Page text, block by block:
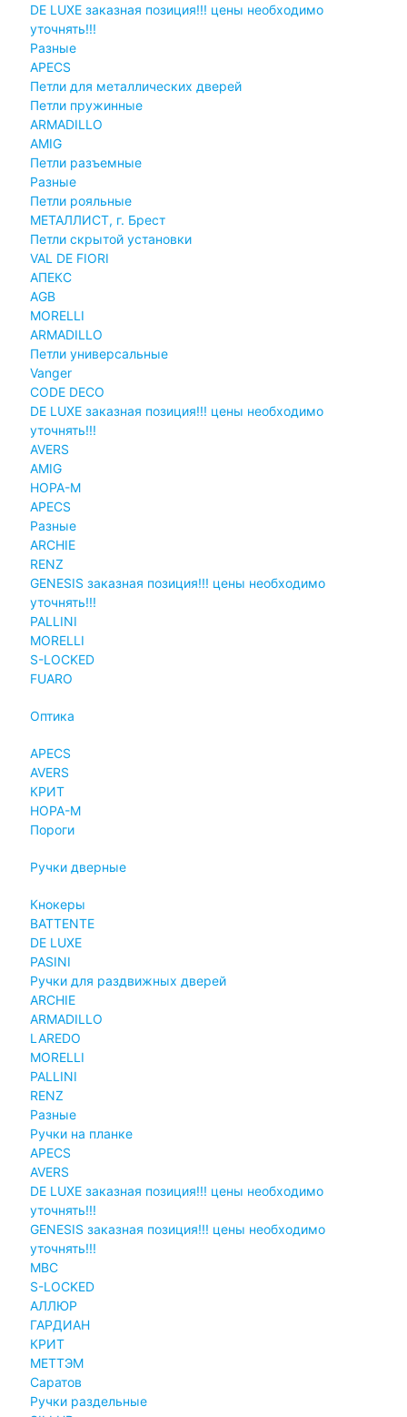
DE LUXE заказная позиция!!! цены необходимо
уточнять!!!
Разные
APECS
Петли для металлических дверей
Петли пружинные
ARMADILLO
AMIG
Петли разъемные
Разные
Петли рояльные
МЕТАЛЛИСТ, г. Брест
Петли скрытой установки
VAL DE FIORI
АПЕКС
AGB
MORELLI
ARMADILLO
Петли универсальные
Vanger
CODE DECO
DE LUXE заказная позиция!!! цены необходимо
уточнять!!!
AVERS
AMIG
НОРА-М
APECS
Разные
ARCHIE
RENZ
GENESIS заказная позиция!!! цены необходимо
уточнять!!!
PALLINI
MORELLI
S-LOCKED
FUARO
Оптика
APECS
AVERS
КРИТ
НОРА-М
Пороги
Ручки дверные
Кнокеры
BATTENTE
DE LUXE
PASINI
Ручки для раздвижных дверей
ARCHIE
ARMADILLO
LAREDO
MORELLI
PALLINI
RENZ
Разные
Ручки на планке
APECS
AVERS
DE LUXE заказная позиция!!! цены необходимо
уточнять!!!
GENESIS заказная позиция!!! цены необходимо
уточнять!!!
MBC
S-LOCKED
АЛЛЮР
ГАРДИАН
КРИТ
МЕТТЭМ
Саратов
Ручки раздельные